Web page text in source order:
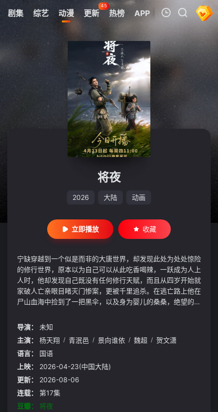
剧集 综艺 动漫 更新
45
热榜 APP
我的观影记录
暂无观看影片的记录
将夜
2026 大陆 动画
立即播放 收藏
宁缺穿越到一个似是而非的大唐世界，却发现此处为处处惊险
的修行世界，原本以为自己可以从此吃香喝辣，一跃成为人上
人时，他却发现自己既没有任何修行天赋，而且从四岁开始就
家破人亡亲眼目睹灭门惨案，更被千里追杀。在逃亡路上他在
尸山血海中捡到了一把黑伞，以及身为婴儿的桑桑，绝望的他
和桑桑开始了惊心动魄的逆袭之路。
导演：
未知
主演：
杨天翔 / 青泯邑 / 景向谁依 / 魏超 / 贺文潇
语言：
国语
上映：
2026-04-23(中国大陆)
更新：
2026-08-06
连载：
第17集
豆瓣：
将夜